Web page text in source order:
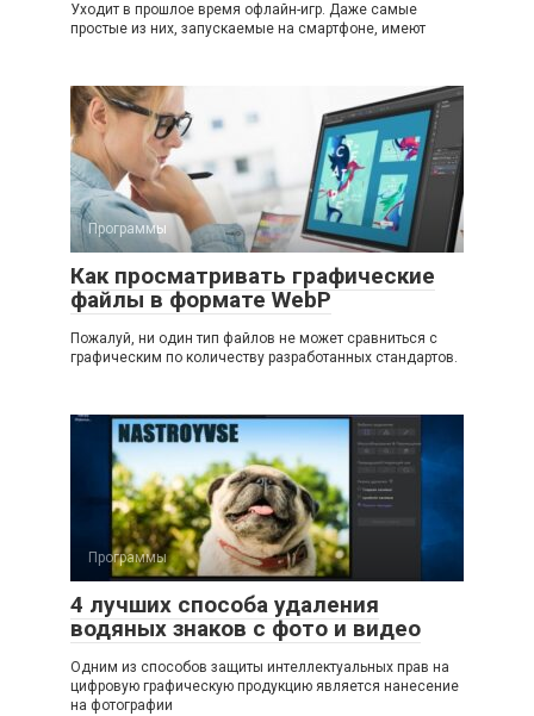
Уходит в прошлое время офлайн-игр. Даже самые
простые из них, запускаемые на смартфоне, имеют
Программы
Как просматривать графические
файлы в формате WebP
Пожалуй, ни один тип файлов не может сравниться с
графическим по количеству разработанных стандартов.
Программы
4 лучших способа удаления
водяных знаков с фото и видео
Одним из способов защиты интеллектуальных прав на
цифровую графическую продукцию является нанесение
на фотографии